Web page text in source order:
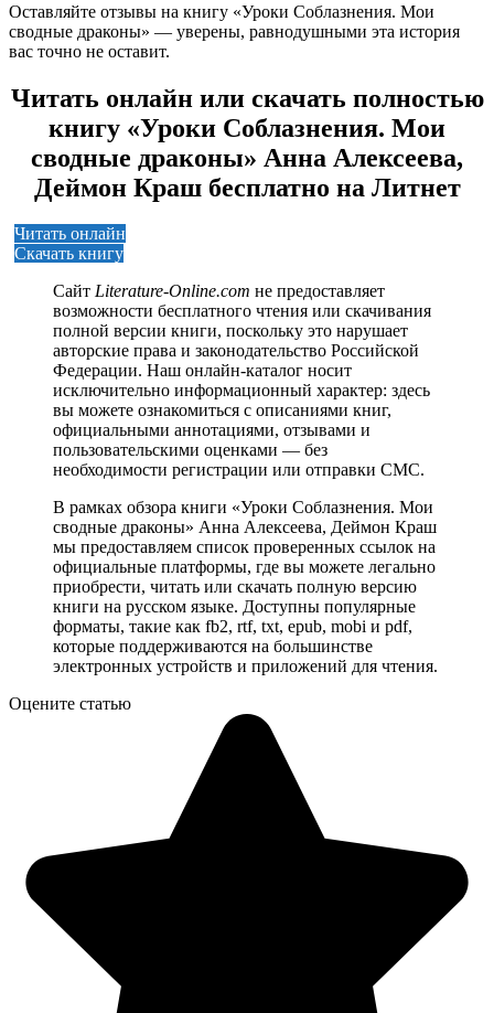
Оставляйте отзывы на книгу «Уроки Соблазнения. Мои
сводные драконы» — уверены, равнодушными эта история
вас точно не оставит.
Читать онлайн или скачать полностью
книгу «Уроки Соблазнения. Мои
сводные драконы» Анна Алексеева,
Деймон Краш бесплатно на Литнет
Читать онлайн
Скачать книгу
Сайт Literature-Online.com не предоставляет
возможности бесплатного чтения или скачивания
полной версии книги, поскольку это нарушает
авторские права и законодательство Российской
Федерации. Наш онлайн-каталог носит
исключительно информационный характер: здесь
вы можете ознакомиться с описаниями книг,
официальными аннотациями, отзывами и
пользовательскими оценками — без
необходимости регистрации или отправки СМС.
В рамках обзора книги «Уроки Соблазнения. Мои
сводные драконы» Анна Алексеева, Деймон Краш
мы предоставляем список проверенных ссылок на
официальные платформы, где вы можете легально
приобрести, читать или скачать полную версию
книги на русском языке. Доступны популярные
форматы, такие как fb2, rtf, txt, epub, mobi и pdf,
которые поддерживаются на большинстве
электронных устройств и приложений для чтения.
Оцените статью